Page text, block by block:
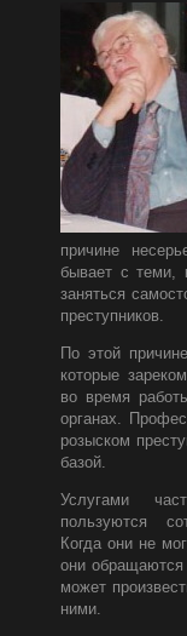
причине
бывает с теми,
заняться
преступников.
По этой
которые
во время
органах.
розыском
базой.
Услугами
пользуются
Когда они не
они обращаются
может
ними.